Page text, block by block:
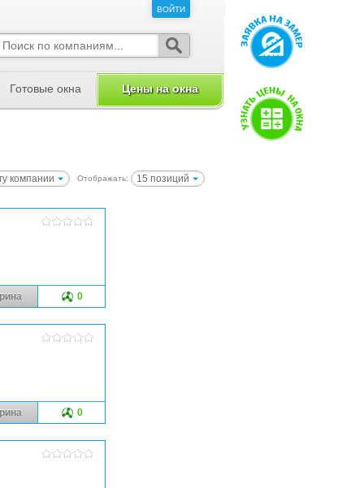
компании Отображать: 15 позиций
0
0
ВОЙТИ
Готовые окна Цены на окна
ВОЙТИ